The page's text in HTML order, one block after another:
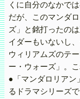
くに自分のなかで
だが、このマンダ
ズ」と銘打ったの
イダーもいないし
ウィリアムズのテ
ー・ウォーズ」。
●「マンダロリアン
るドラマシリーズ